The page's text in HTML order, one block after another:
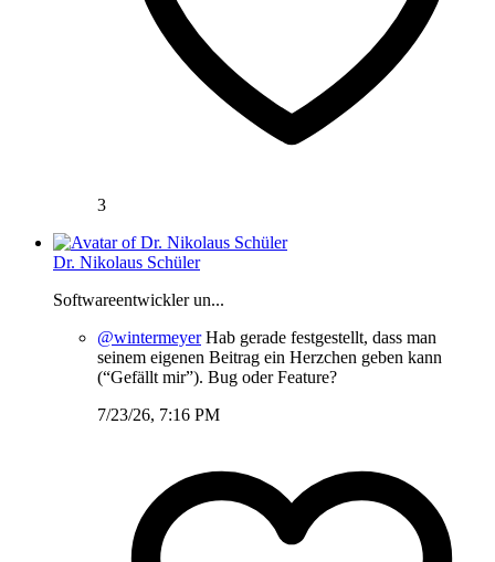
3
Dr. Nikolaus Schüler
Softwareentwickler un...
@wintermeyerHab gerade festgestellt, dass man
seinem eigenen Beitrag ein Herzchen geben kann
(“Gefällt mir”). Bug oder Feature?
7/23/26, 7:16 PM